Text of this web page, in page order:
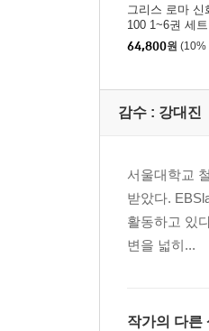
그리스 로마 신
100 1~6권 세트
64,800원 (10%
감수 : 강대진
서울대학교
받았다.
활동하고 있
변을 넓히...
작가의 다른